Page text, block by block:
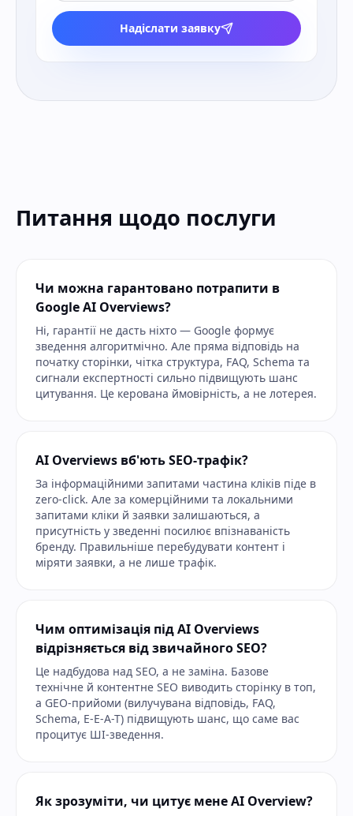
Надіслати заявку
Питання щодо послуги
Чи можна гарантовано потрапити в
Google AI Overviews?
Ні, гарантії не дасть ніхто — Google формує
зведення алгоритмічно. Але пряма відповідь на
початку сторінки, чітка структура, FAQ, Schema та
сигнали експертності сильно підвищують шанс
цитування. Це керована ймовірність, а не лотерея.
AI Overviews вб'ють SEO-трафік?
За інформаційними запитами частина кліків піде в
zero-click. Але за комерційними та локальними
запитами кліки й заявки залишаються, а
присутність у зведенні посилює впізнаваність
бренду. Правильніше перебудувати контент і
міряти заявки, а не лише трафік.
Чим оптимізація під AI Overviews
відрізняється від звичайного SEO?
Це надбудова над SEO, а не заміна. Базове
технічне й контентне SEO виводить сторінку в топ,
а GEO-прийоми (вилучувана відповідь, FAQ,
Schema, E-E-A-T) підвищують шанс, що саме вас
процитує ШІ-зведення.
Як зрозуміти, чи цитує мене AI Overview?